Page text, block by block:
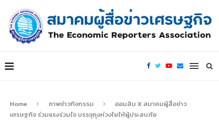
Home ภาพข่าวกิจกรรม
ออมสิน X สมาคมผู้สื่อข่าว
เศรษฐกิจ ร่วมแรงร่วมใจ บรรจุถุงห่วงใยให้ผู้ประสบภัย